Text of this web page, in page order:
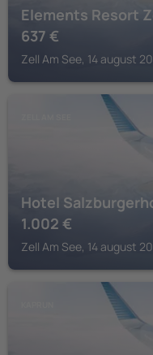
Elements Resort
637 €
Zell Am See, 14 august
Hotel
1.002 €
Zell Am See, 14 august